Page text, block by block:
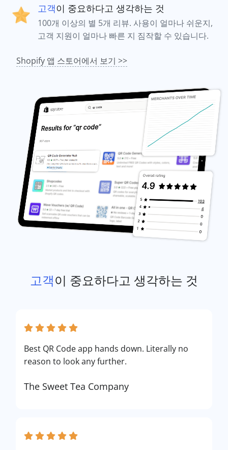
고객이 중요하다고 생각하는 것
100개 이상의 별 5개 리뷰. 사용이 얼마나 쉬운지,
고객 지원이 얼마나 빠른 지 짐작할 수 있습니다.
Shopify 앱 스토어에서 보기 >>
고객이 중요하다고 생각하는 것
Best QR Code app hands down. Literally no
reason to look any further.
The Sweet Tea Company